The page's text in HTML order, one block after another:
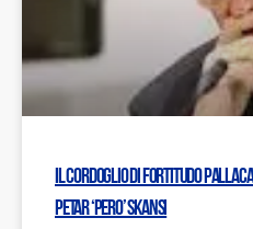
Il cordoglio di Fortitudo
Petar ‘Pero’ Skansi